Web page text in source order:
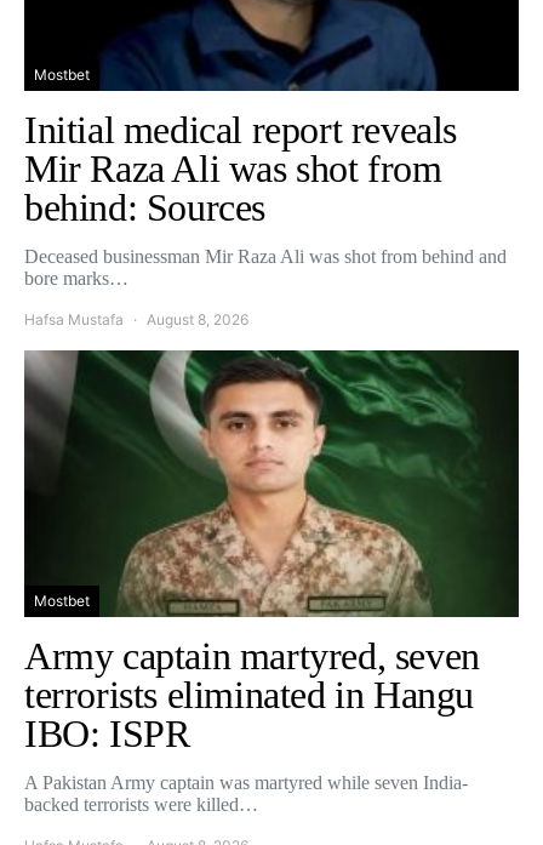
Mostbet
Initial medical report reveals
Mir Raza Ali was shot from
behind: Sources
Deceased businessman Mir Raza Ali was shot from behind and
bore marks…
Hafsa Mustafa August 8, 2026
Mostbet
Army captain martyred, seven
terrorists eliminated in Hangu
IBO: ISPR
A Pakistan Army captain was martyred while seven India-
backed terrorists were killed…